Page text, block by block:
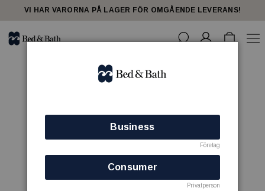
VI HAR VARORNA PÅ LAGER FÖR OMGÅENDE LEVERANS!
Business
Företag
Consumer
Privatperson